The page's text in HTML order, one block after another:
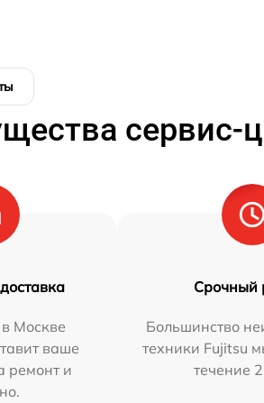
сервис-
Москве
ваше
ремонт и
Срочный
Большинство
техники Fujitsu
течение